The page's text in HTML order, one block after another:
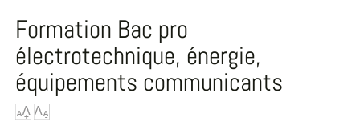
Formation Bac pro
électrotechnique, énergie,
équipements communicants